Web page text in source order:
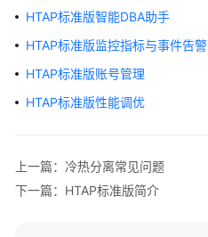
明
快
速
门
核
介
HTAP标准版智能DBA助手
HTAP标准版监控指标与事件告警
HTAP标准版账号管理
HTAP标准版性能调优
上一篇：冷热分离常见问题
下一篇：HTAP标准版简介